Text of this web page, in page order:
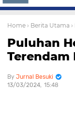
Home › Berita Utama
Puluhan
Jurnal Besuki
13/03/2024 15:48